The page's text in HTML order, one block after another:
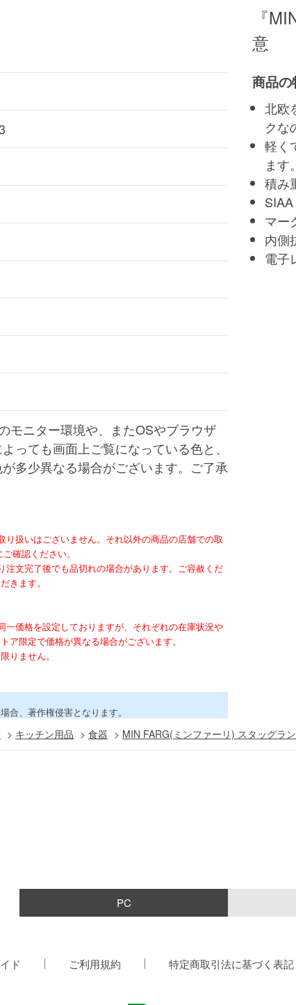
モニター環境や、またOSやブラウザ
っても画面上ご覧になっている色と、
多少異なる場合がございます。ご了承
扱いはございません。それ以外の商品の店舗での取
確認ください。
文完了後でも品切れの場合があります。ご容赦くだ
きます。
価格を設定しておりますが、それぞれの在庫状況や
ア限定で価格が異なる場合がございます。
りません。
合、著作権侵害となります。
『
意
商品の
北欧
クな
軽く
ます。
積み
SIAA
マー
内側
電子
> キッチン用品 > 食器 > MIN FARG(ミンファーリ) スタッグラ
PC
ド ご利用規約 特定商取引法に基づく表記